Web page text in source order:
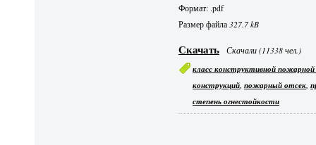
Формат: .pdf
Размер файла327.7 kB
Скачать Скачали (11338 чел.)
класс конструктивной
конструкций ,пожарный отсек ,
степень огнестойкости